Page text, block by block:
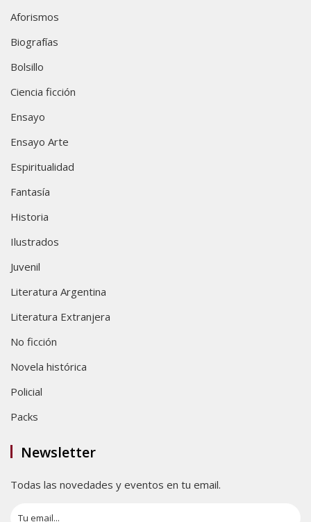
Aforismos
Biografías
Bolsillo
Ciencia ficción
Ensayo
Ensayo Arte
Espiritualidad
Fantasía
Historia
Ilustrados
Juvenil
Literatura Argentina
Literatura Extranjera
No ficción
Novela histórica
Policial
Packs
Newsletter
Todas las novedades y eventos en tu email.